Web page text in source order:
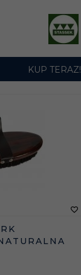
KUP TERAZ!